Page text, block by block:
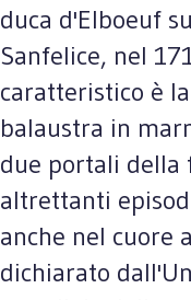
duca d'Elboeuf
Sanfelice, nel
caratteristico è
balaustra in
due portali della
altrettanti
anche nel cuore
dichiarato